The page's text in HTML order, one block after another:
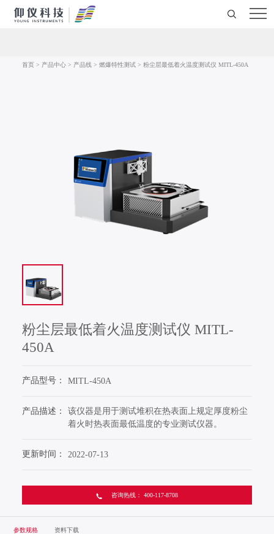
首页> 产品中心> 产品线 > 燃爆特性测试 > 粉尘层最低着火温度测试仪 MITL-450A
粉尘层最低着火温度测试仪 MITL-
450A
产品型号： MITL-450A
产品描述：
该仪器是用于测试堆积在热表面上规定厚度粉尘
着火时热表面最低温度的专业测试仪器。
更新时间： 2022-07-13
咨询热线： 400-117-8708
参数规格 资料下载